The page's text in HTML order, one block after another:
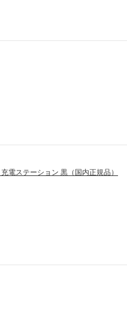
電ステーション 黒（国内正規品）